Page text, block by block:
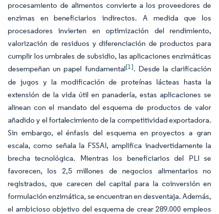
procesamiento de alimentos convierte a los proveedores de
enzimas en beneficiarios indirectos. A medida que los
procesadores invierten en optimización del rendimiento,
valorización de residuos y diferenciación de productos para
cumplir los umbrales de subsidio, las aplicaciones enzimáticas
desempeñan un papel fundamental[1]. Desde la clarificación
de jugos y la modificación de proteínas lácteas hasta la
extensión de la vida útil en panadería, estas aplicaciones se
alinean con el mandato del esquema de productos de valor
añadido y el fortalecimiento de la competitividad exportadora.
Sin embargo, el énfasis del esquema en proyectos a gran
escala, como señala la FSSAI, amplifica inadvertidamente la
brecha tecnológica. Mientras los beneficiarios del PLI se
favorecen, los 2,5 millones de negocios alimentarios no
registrados, que carecen del capital para la coinversión en
formulación enzimática, se encuentran en desventaja. Además,
el ambicioso objetivo del esquema de crear 289.000 empleos